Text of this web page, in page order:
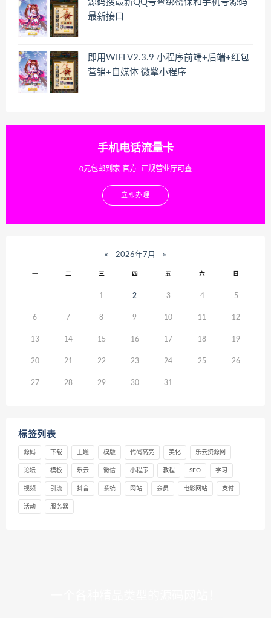
源码搜最新QQ号查绑密保和手机号源码
最新接口
即用WIFI V2.3.9 小程序前端+后端+红包
营销+自媒体 微擎小程序
手机电话流量卡
0元包邮到家-官方+正规营业厅可查
立即办理
« 2026年7月 »
一 二 三 四 五 六 日
1 2 3 4 5
6 7 8 9 10 11 12
13 14 15 16 17 18 19
20 21 22 23 24 25 26
27 28 29 30 31
标签列表
源码 下载 主题 模版 代码高亮 美化 乐云资源网
论坛 模板 乐云 微信 小程序 教程 SEO 学习
视频 引流 抖音 系统 网站 会员 电影网站 支付
活动 服务器